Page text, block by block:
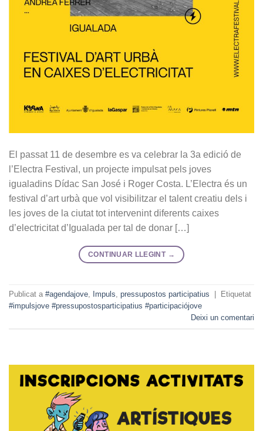
El passat 11 de desembre es va celebrar la 3a edició de
l’Electra Festival, un projecte impulsat pels joves
igualadins Dídac San José i Roger Costa. L’Electra és un
festival d’art urbà que vol visibilitzar el talent creatiu dels i
les joves de la ciutat tot intervenint diferents caixes
d’electricitat d’Igualada per tal de donar […]
CONTINUAR LLEGINT →
Publicat a #agendajove, Impuls, pressupostos participatius
Etiquetat
#impulsjove #pressupostosparticipatius #participaciójove
Deixi un comentari